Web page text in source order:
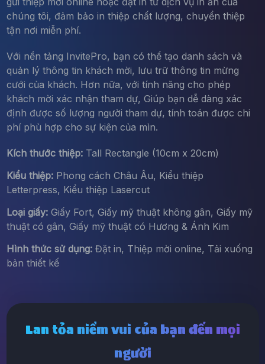
chúng tôi, đảm bảo in thiệp chất lượng, chuyển thiệp
tận nơi miễn phí.
Với nền tảng InvitePro, bạn có thể tạo danh sách và
quản lý thông tin khách mời, lưu trữ thông tin mừng
cưới của khách. Hơn nữa, với tính năng cho phép
khách mời xác nhận tham dự, Giúp bạn dễ dàng xác
định được số lượng người tham dự, tính toán được chi
phí phù hợp cho sự kiện của mìn.
Kích thước thiệp:Tall Rectangle (10cm x 20cm)
Kiểu thiệp:Phong cách Châu Âu, Kiểu thiệp
Letterpress, Kiểu thiệp Lasercut
Loại giấy:Giấy Fort, Giấy mỹ thuật không gân, Giấy mỹ
thuật có gân, Giấy mỹ thuật có Hương & Ánh Kim
Hình thức sử dụng:Đặt in, Thiệp mời online, Tải xuống
bản thiết kế
Lan tỏa niềm vui của bạn đến mọi
người